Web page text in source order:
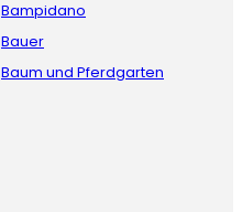
Bampidano
Bauer
Baum und Pferdgarten